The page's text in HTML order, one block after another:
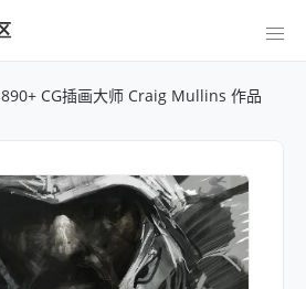
890+ CG插画大师 Craig Mullins 作品